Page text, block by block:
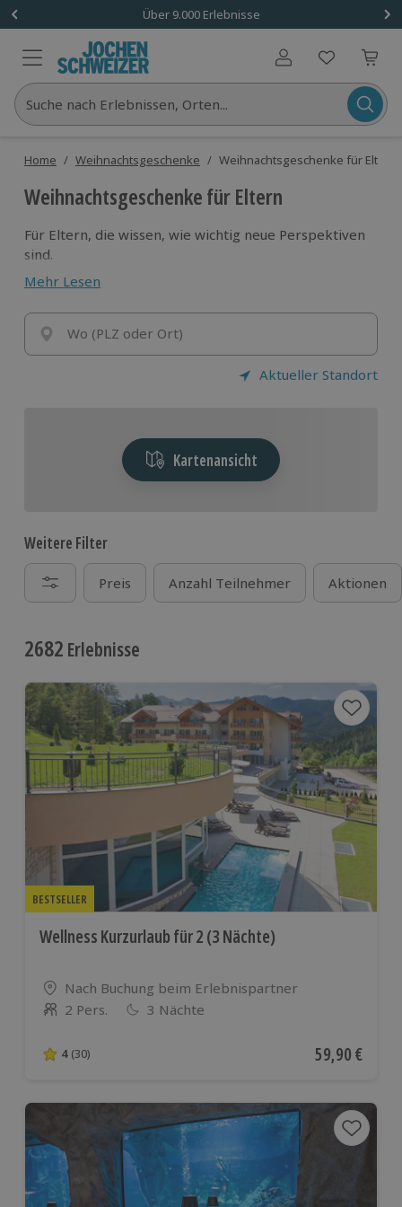
Über 9.000 Erlebnisse
Benutzerkonto
Suche nach Erlebnissen, Orten...
Home / Weihnachtsgeschenke / Weihnachtsgeschenke für Eltern
Weihnachtsgeschenke für Eltern
Für Eltern, die wissen, wie wichtig neue Perspektiven
sind.
Hier zählt kein Plan, sondern der Mut, abzuheben.
Schenke ihnen ein Erlebnis, das sie den Himmel ein
Stück näher bringt.
Mehr Lesen
Wo (PLZ oder Ort)
Aktueller Standort
Kartenansicht
Weitere Filter
Preis Anzahl Teilnehmer Aktionen
2682 Erlebnisse
BESTSELLER
Wellness Kurzurlaub für 2 (3 Nächte)
Standort
Nach Buchung beim Erlebnispartner
Anzahl der Teilnehmer
2 Pers. 3 Nächte
4 von 5 Sternen basierend auf 30 Bewertungen
4 (30) Aktueller
59,90 €